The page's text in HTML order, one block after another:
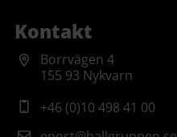
Kontakt
Borrvägen 4
155 93 Nykvarn
+46 (0)10 498 41 00